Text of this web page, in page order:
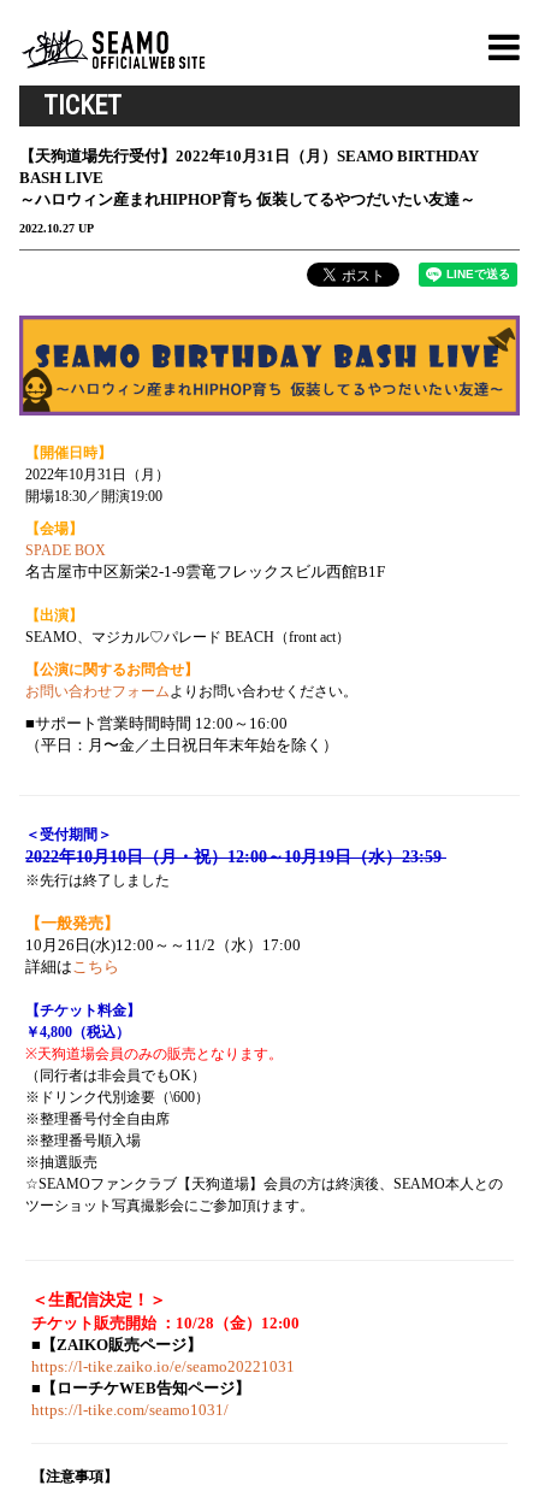
TICKET
【天狗道場先行受付】2022年10月31日（月）SEAMO BIRTHDAY
BASH LIVE
～ハロウィン産まれHIPHOP育ち 仮装してるやつだいたい友達～
2022.10.27 UP
【開催日時】
2022年10月31日（月）
開場18:30／開演19:00
【会場】
SPADE BOX
名古屋市中区新栄2-1-9雲竜フレックスビル西館B1F
【出演】
SEAMO、マジカル♡パレード BEACH（front act）
【公演に関するお問合せ】
お問い合わせフォーム よりお問い合わせください。
■サポート営業時間時間 12:00～16:00
（平日：月〜金／土日祝日年末年始を除く）
＜受付期間＞
2022年10月10日（月・祝）12:00～10月19日（水）23:59
※先行は終了しました
【一般発売】
10月26日(水)12:00～～11/2（水）17:00
詳細は こちら
【チケット料金】
￥4,800（税込）
※天狗道場会員のみの販売となります。
（ 同行者は非会員でもOK）
※ドリンク代別途要（\600）
※整理番号付全自由席
※整理番号順入場
※抽選販売
☆SEAMOファンクラブ【天狗道場】会員の方は終演後、SEAMO本人との
ツーショット写真撮影会にご参加頂けます。
＜生配信決定！＞
チケット販売開始 ：10/28（金）12:00
■【ZAIKO販売ページ】
https://l-tike.zaiko.io/e/seamo20221031
■【ローチケWEB告知ページ】
https://l-tike.com/seamo1031/
【注意事項】